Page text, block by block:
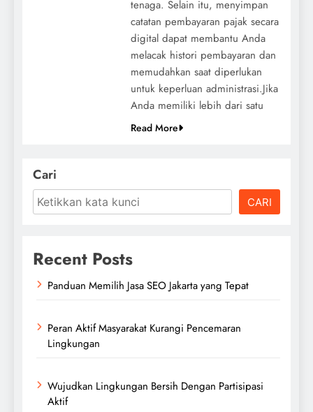
tenaga. Selain itu, menyimpan
catatan pembayaran pajak secara
digital dapat membantu Anda
melacak histori pembayaran dan
memudahkan saat diperlukan
untuk keperluan administrasi.Jika
Anda memiliki lebih dari satu
Read More
Cari
CARI
Recent Posts
Panduan Memilih Jasa SEO Jakarta yang Tepat
Peran Aktif Masyarakat Kurangi Pencemaran
Lingkungan
Wujudkan Lingkungan Bersih Dengan Partisipasi
Aktif